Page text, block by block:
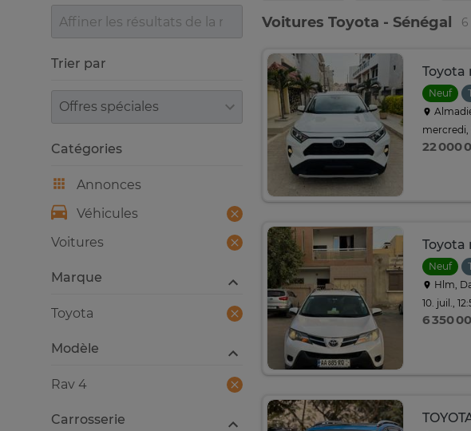
Voitures Toyota - Sénégal
Toyota
Neuf
mercredi,
22 000
Toyota
Neuf
Hlm,
10. juil.,
6 350
Trier par
Trier par
Catégories
Annonces
Véhicules
Voitures
Marque
Toyota
Modèle
Rav 4
Carrosserie